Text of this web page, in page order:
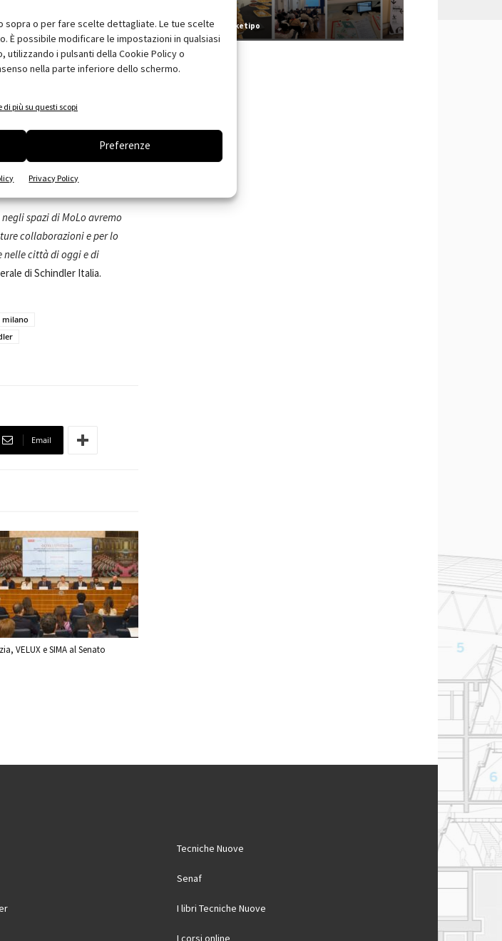
sopra o per fare scelte dettagliate. Le tue scelte
È possibile modificare le impostazioni in qualsiasi
i pulsanti della Cookie Policy o
nella parte inferiore dello schermo.
di più su questi scopi
Preferenze
Privacy Policy
Gate e offre circa 1.500 posti
nell'edificio e dell'adiacente
strategia energetica di tutta
in spazi dedicati nella
di Schindler l’area del
e Confidi Systema,
del distretto".
spazi di MoLo avremo
collaborazioni e per lo
nelle città di oggi e di
di Schindler Italia.
milano
Email
VELUX e SIMA al Senato
Redazione Arketipo
Tecniche Nuove
Senaf
I libri Tecniche Nuove
I corsi online